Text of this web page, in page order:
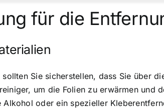
für die
Sie sicherstellen, dass Sie über
um die Folien zu erwärmen und
oder ein spezieller